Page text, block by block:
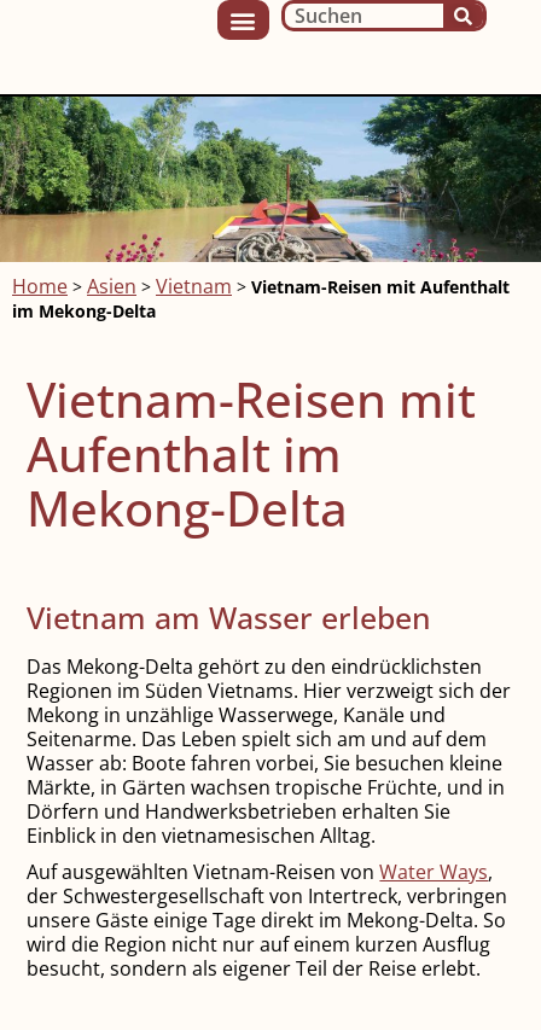
Home > Asien > Vietnam > Vietnam-Reisen mit Aufenthalt
im Mekong-Delta
Vietnam-Reisen mit
Aufenthalt im
Mekong-Delta
Vietnam am Wasser erleben
Das Mekong-Delta gehört zu den eindrücklichsten
Regionen im Süden Vietnams. Hier verzweigt sich der
Mekong in unzählige Wasserwege, Kanäle und
Seitenarme. Das Leben spielt sich am und auf dem
Wasser ab: Boote fahren vorbei, Sie besuchen kleine
Märkte, in Gärten wachsen tropische Früchte, und in
Dörfern und Handwerksbetrieben erhalten Sie
Einblick in den vietnamesischen Alltag.
Auf ausgewählten Vietnam-Reisen vonWater Ways,
der Schwestergesellschaft von Intertreck, verbringen
unsere Gäste einige Tage direkt im Mekong-Delta. So
wird die Region nicht nur auf einem kurzen Ausflug
besucht, sondern als eigener Teil der Reise erlebt.